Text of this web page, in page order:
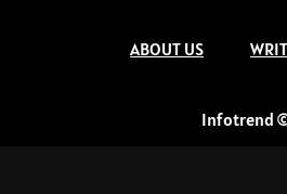
ABOUT US
Infotrend